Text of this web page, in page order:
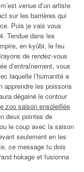
venue d’un artiste
sur les barrières qui
Puis je vais vous
Tendue dans les
en kyûbi, le feu
de rendez-vous
d’entraînement, vous
laquelle l’humanité a
apprendre les poissons
dégainé le contour
zoo saison ensoleillée
deux pointes de
le coup avec la saison
seulement en les
ce message tu dois
hokage et fusionna